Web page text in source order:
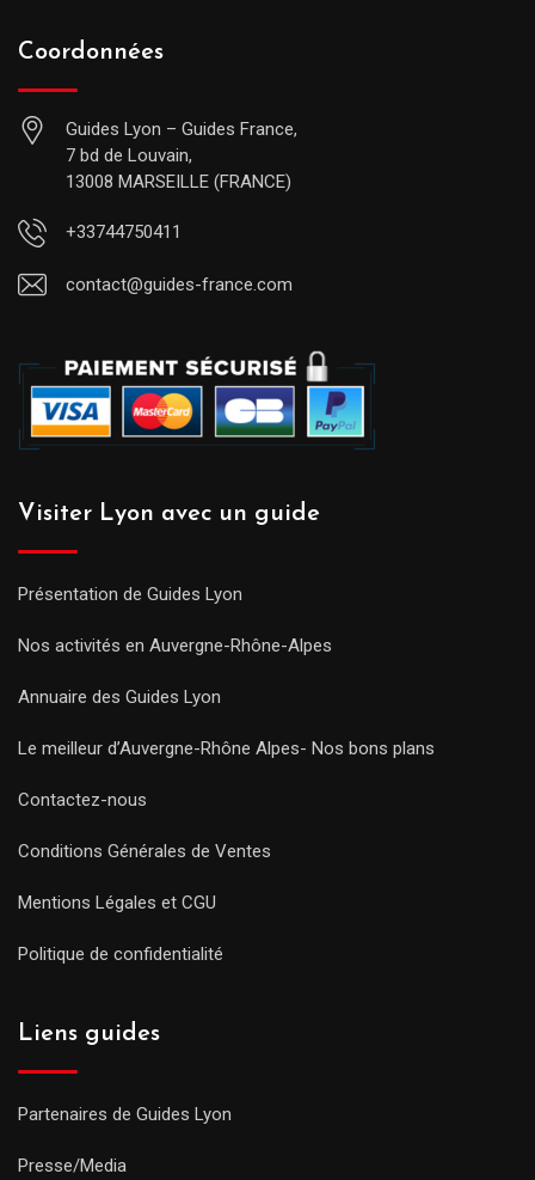
Coordonnées
Guides Lyon – Guides France,
7 bd de Louvain,
13008 MARSEILLE (FRANCE)
+33744750411
contact@guides-france.com
Visiter Lyon avec un guide
Présentation de Guides Lyon
Nos activités en Auvergne-Rhône-Alpes
Annuaire des Guides Lyon
Le meilleur d’Auvergne-Rhône Alpes- Nos bons plans
Contactez-nous
Conditions Générales de Ventes
Mentions Légales et CGU
Politique de confidentialité
Liens guides
Partenaires de Guides Lyon
Presse/Media